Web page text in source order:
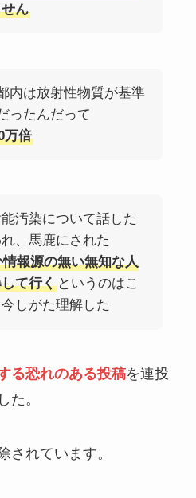
ん
内は放射性物質が基準
ったんだって
万倍
汚染について話した
、馬鹿にされた
報源の無い無知な人
て行くというのはこ
しがた理解した
る恐れのある投稿を連投
た。
れています。